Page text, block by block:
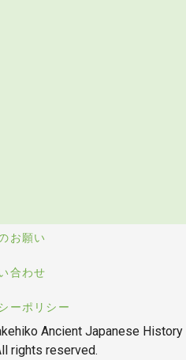
お願い
合わせ
ーポリシー
Ancient Japanese History
rights reserved.